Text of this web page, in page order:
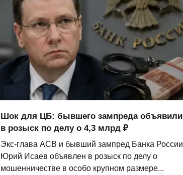
Шок для ЦБ: бывшего зампреда объявили
в розыск по делу о 4,3 млрд ₽
Экс-глава АСВ и бывший зампред Банка России
Юрий Исаев объявлен в розыск по делу о
мошенничестве в особо крупном размере...